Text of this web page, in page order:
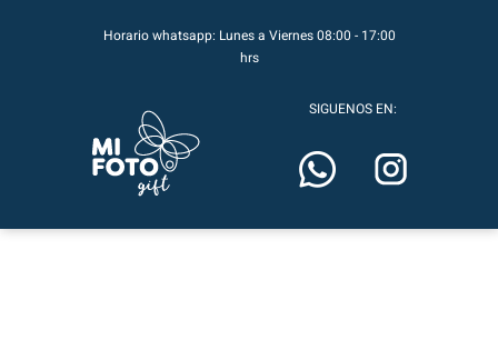
Horario whatsapp: Lunes a Viernes 08:00 - 17:00
hrs
SIGUENOS EN: